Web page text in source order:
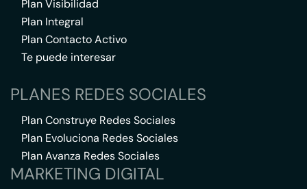
Plan Visibilidad
Plan Integral
Plan Contacto Activo
Te puede interesar
PLANES REDES SOCIALES
Plan Construye Redes Sociales
Plan Evoluciona Redes Sociales
Plan Avanza Redes Sociales
MARKETING DIGITAL